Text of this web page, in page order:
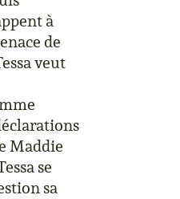
à
de
veut
Maddie
se
sa